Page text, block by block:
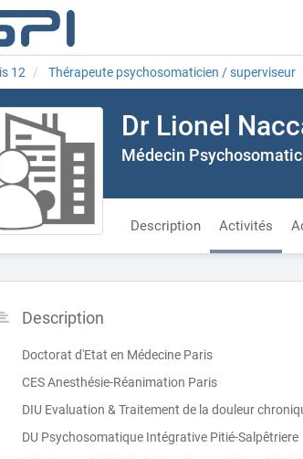
12 Thérapeute psychosomaticien / superviseur
Dr Lionel
Médecin
Description Activités
Description
Doctorat d'Etat en Médecine Paris
CES Anesthésie-Réanimation Paris
DIU Evaluation & Traitement de la douleur
DU Psychosomatique Intégrative Pitié-Salpêtriere